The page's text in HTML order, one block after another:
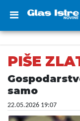
PIŠE
samo
22.05.2026 19:07